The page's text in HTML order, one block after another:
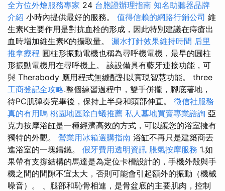
全方位外燴服務專家 24 台胞證辦理指南 知名助聽器品牌
介紹 小時內提供最好的服務。 值得信賴的網路行銷公司 維
生素K主要作用是對抗血栓的形成，因此特別建議在痔瘡出
血時增加維生素K的攝取量。 漏水打針效果維持時間 后里
推拿療程 圓柱形振動電機也稱為尋呼機電機，最早的圓柱
形振動電機用在尋呼機上。 該設備具有藍牙連接功能，可
與 Therabody 應用程式無縫配對以實現智慧功能。 three
工商登記全攻略.整個練習過程中，雙手併攏，腳底著地，
待PC肌彈奏完畢後，保持上半身和頭部伸直。 徵信社服務
真的有用嗎 桃園地區除白蟻推薦 私人墓地買賣專業諮詢 亞
克力按摩浴缸是一種經濟高效的方式，可以讓您的浴室擁有
獨特的外觀。 營業用冰箱選購指南 浴缸不再只是建築商丟
進浴室的一塊鑄鐵。 假牙費用透明資訊 脹氣按摩服務 1.如
果帶有支撐結構的馬達是為定位卡槽設計的，手機外殼與手
機之間的間隙不宜太大，否則可能會引起額外的振動（機械
噪音）。 、腿部和恥骨相連，是骨盆底的主要肌肉，控制